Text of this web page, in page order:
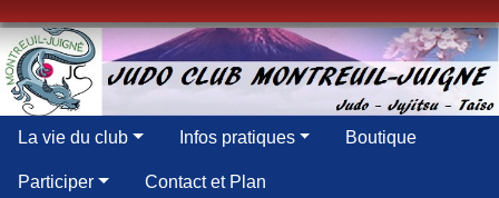
La vie du club Infos pratiques Boutique
Participer Contact et Plan